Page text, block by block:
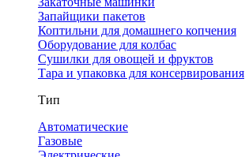
Запайщики пакетов
Коптильни для домашнего копчения
Оборудование для колбас
Сушилки для овощей и фруктов
Тара и упаковка для консервирования
Тип
Автоматические
Газовые